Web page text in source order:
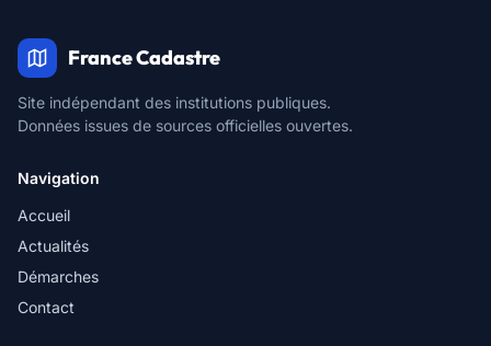
France Cadastre
Site indépendant des institutions publiques.
Données issues de sources officielles ouvertes.
Navigation
Accueil
Actualités
Démarches
Contact